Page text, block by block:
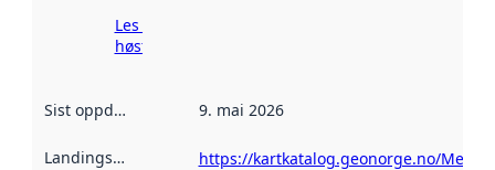
Les mer om
høsting her
Sist oppdatert 9. mai 2026
Landingsside
https://kartkatalog.geonorge.no/